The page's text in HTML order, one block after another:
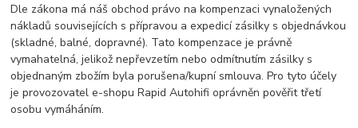
Dle zákona má náš obchod právo na kompenzaci vynaložených
nákladů souvisejících s přípravou a expedicí zásilky s objednávkou
(skladné, balné, dopravné). Tato kompenzace je právně
vymahatelná, jelikož nepřevzetím nebo odmítnutím zásilky s
objednaným zbožím byla porušena/kupní smlouva. Pro tyto účely
je provozovatel e-shopu Rapid Autohifi oprávněn pověřit třetí
osobu vymáháním.